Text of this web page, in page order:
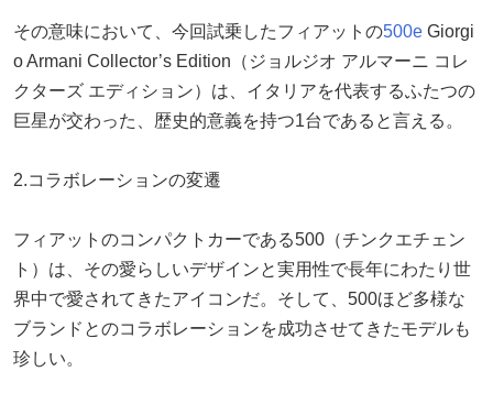
その意味において、今回試乗したフィアットの500e Giorgi
o Armani Collector’s Edition（ジョルジオ アルマーニ コレ
クターズ エディション）は、イタリアを代表するふたつの
巨星が交わった、歴史的意義を持つ1台であると言える。
2.コラボレーションの変遷
フィアットのコンパクトカーである500（チンクエチェン
ト）は、その愛らしいデザインと実用性で長年にわたり世
界中で愛されてきたアイコンだ。そして、500ほど多様な
ブランドとのコラボレーションを成功させてきたモデルも
珍しい。